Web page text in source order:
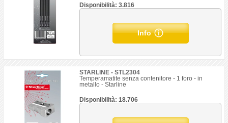
Disponibilità: 3.816
Info
STARLINE - STL2304
Temperamatite senza contenitore - 1 foro - in
metallo - Starline
Disponibilità: 18.706